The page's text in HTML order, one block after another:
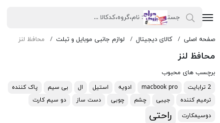
صفحه اصلی کالای دیجیتال لوازم جانبی موبایل و تبلت محافظ لنز
محافظ لنز
برچسب های محبوب
2 ترابایت macbook pro ادویه استیل ال بی سیم
پاک کننده
ترمیم کننده
جیبی چشم چوبی دست ساز
دو سیم کارت
دوسیمکارت
راحتی